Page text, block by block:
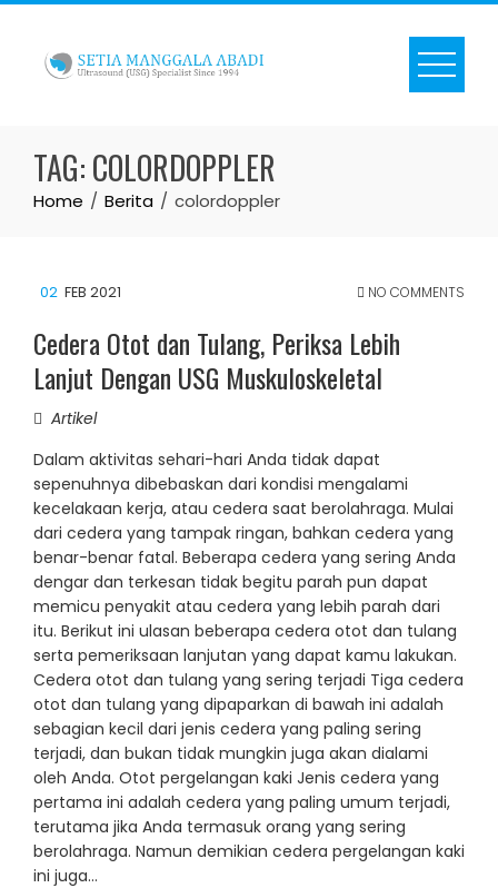
Skip
content
TAG:COLORDOPPLER
Home Berita colordoppler
02 FEB 2021 NO COMMENTS
Cedera Otot dan Tulang, Periksa Lebih
Lanjut Dengan USG Muskuloskeletal
Artikel
Dalam aktivitas sehari-hari Anda tidak dapat
sepenuhnya dibebaskan dari kondisi mengalami
kecelakaan kerja, atau cedera saat berolahraga. Mulai
dari cedera yang tampak ringan, bahkan cedera yang
benar-benar fatal. Beberapa cedera yang sering Anda
dengar dan terkesan tidak begitu parah pun dapat
memicu penyakit atau cedera yang lebih parah dari
itu. Berikut ini ulasan beberapa cedera otot dan tulang
serta pemeriksaan lanjutan yang dapat kamu lakukan.
Cedera otot dan tulang yang sering terjadi Tiga cedera
otot dan tulang yang dipaparkan di bawah ini adalah
sebagian kecil dari jenis cedera yang paling sering
terjadi, dan bukan tidak mungkin juga akan dialami
oleh Anda. Otot pergelangan kaki Jenis cedera yang
pertama ini adalah cedera yang paling umum terjadi,
terutama jika Anda termasuk orang yang sering
berolahraga. Namun demikian cedera pergelangan kaki
ini juga…